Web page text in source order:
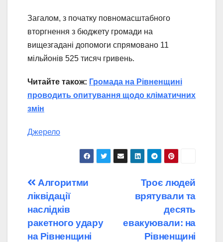
Загалом, з початку повномасштабного
вторгнення з бюджету громади на
вищезгадані допомоги спрямовано 11
мільйонів 525 тисяч гривень.
Читайте також: Громада на Рівненщині
проводить опитування щодо кліматичних
змін
Джерело
Навігація
записів
Троє людей
врятували та
десять
евакуювали: на
Рівненщині
Алгоритми
ліквідації
наслідків
ракетного удару
на Рівненщині